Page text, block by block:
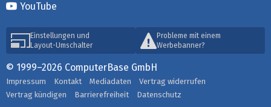
YouTube
Einstellungen und
Layout-Umschalter
Probleme mit einem
Werbebanner?
© 1999–2026 ComputerBase GmbH
Impressum Kontakt Mediadaten
Vertrag widerrufen
Vertrag kündigen
Barrierefreiheit Datenschutz